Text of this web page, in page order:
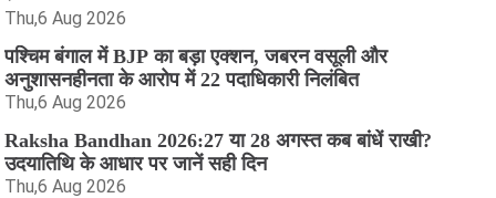
Thu,6 Aug 2026
पश्चिम बंगाल में BJP का बड़ा एक्शन, जबरन वसूली और
अनुशासनहीनता के आरोप में 22 पदाधिकारी निलंबित
Thu,6 Aug 2026
Raksha Bandhan 2026:27 या 28 अगस्त कब बांधें राखी?
उदयातिथि के आधार पर जानें सही दिन
Thu,6 Aug 2026